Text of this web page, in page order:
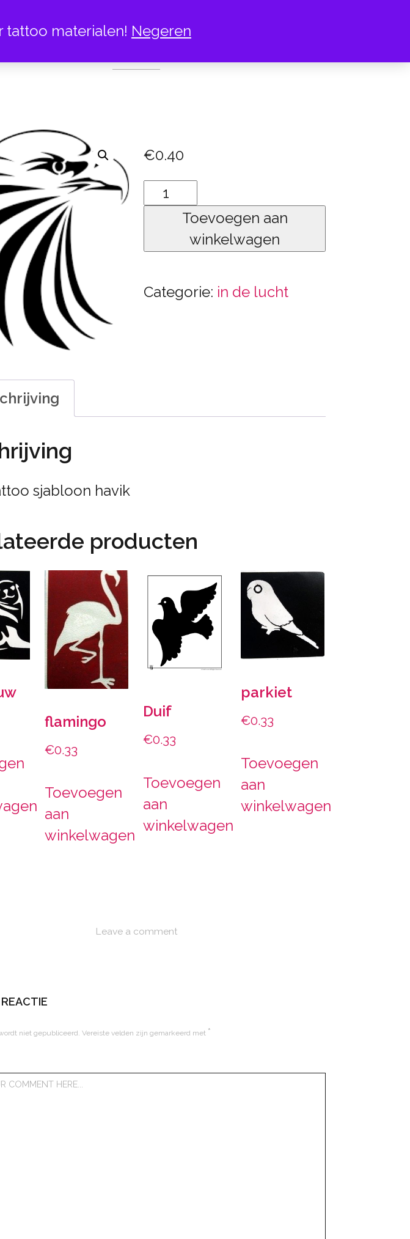
HAVIK
€0.40
havik
aantalToevoegen aan
winkelwagen
Categorie: in de lucht
sjabloon havik
producten
flamingo
€0.33
Toevoegen
aan
winkelwagen
Duif
€0.33
Toevoegen
aan
winkelwagen
parkiet
€0.33
Toevoegen
aan
winkelwagen
Leave a comment
niet gepubliceerd. Vereiste velden zijn gemarkeerd met *
tattoo materialen! Negeren